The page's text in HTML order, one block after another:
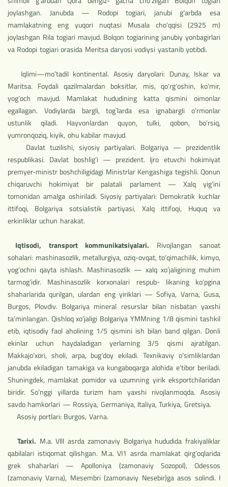
joylashgan. Janubda — Rodopi togiari, janubi g‘arbda esa
mamlakatning eng yuqori nuqtasi Musala cho‘qqisi (2925 m)
joylashgan Rila togiari mavjud. Bolqon togiarining janubiy yonbagirlari
va Rodopi togiari orasida Meritsa daryosi vodiysi yastanib yotibdi.
Iqlimi—mo’tadil kontinental. Asosiy daryolari: Dunay, Iskar va
Maritsa. Foydali qazilmalardan boksitlar, mis, qo‘rg‘oshin, ko‘mir,
yog‘och mavjud. Mamlakat hududining katta qismini oimonlar
egallagan. Vodiylarda bargli, tog`larda esa ignabargli o‘rmonlar
ustunlik qiladi. Hayvonlardan quyon, tulki, qobon, bo‘rsiq,
yumronqoziq, kiyik, ohu kabilar mavjud.
Davlat tuzilishi, siyosiy partiyalari. Bolgariya — prezidentlik
respublikasi. Davlat boshlig‘i — prezident. Ijro etuvchi hokimiyat
premyer-ministr boshchiligidagi Ministrlar Kengashiga tegishli. Qonun
chiqaruvchi hokimiyat bir palatali parlament — Xalq yig‘ini
tomonidan amalga oshiriladi. Siyosiy partiyalari: Demokratik kuchlar
ittifoqi, Bolgariya sotsialistik partiyasi, Xalq ittifoqi, Huquq va
erkinliklar uchun harakat.
Iqtisodi, transport kommunikatsiyalari. Rivojlangan sanoat
sohalari: mashinasozlik, metallurgiya, oziq-ovqat, to‘qimachilik, kimyo,
yog‘ochni qayta ishlash. Mashinasozlik — xalq xo’jaligining muhim
tarmog‘idir. Mashinasozlik korxonalari respub- likaning ko‘pgina
shaharlarida qurilgan, ulardan eng yiriklari — Sofiya, Varna, Gusa,
Burgos, Plovdiv. Bolgariya mineral resurslar bilan nisbatan yaxshi
ta’minlangan. Qishloq xo’jaligi Bolgariya YMMning 1/8 qismini tashkil
etib, iqtisodiy faol aholining 1/5 qismini ish bilan band qilgan. Donli
ekinlar uchun haydaladigan yerlarning 3/5 qismi ajratilgan.
Makkajo’xori, sholi, arpa, bug‘doy ekiladi. Texnikaviy o‘simliklardan
janub­da ekiladigan tamakiga va kungaboqarga alohida e’tibor beriladi.
Shuningdek, mamlakat pomidor va uzumning yirik eksportchilaridan
biridir. So’nggi yillarda turizm ham yaxshi rivojlanmoqda. Asosiy
savdo hamkorlari — Rossiya, Germaniya, Italiya, Turkiya, Gretsiya.
Asosiy portlari: Burgos, Varna.
Tarixi. M.a. Vlll asrda zamonaviy Bolgariya hududida frakiyaliklar
qabilalari istiqomat qilishgan. M.a. VI1 asrda mamlakat qirg’oqlarida
grek shaharlari — Apolloniya (zamonaviy Sozopol), Odessos
(zamonaviy Varna), Mesembri (zamonaviy Nesebir)ga asos solindi. I